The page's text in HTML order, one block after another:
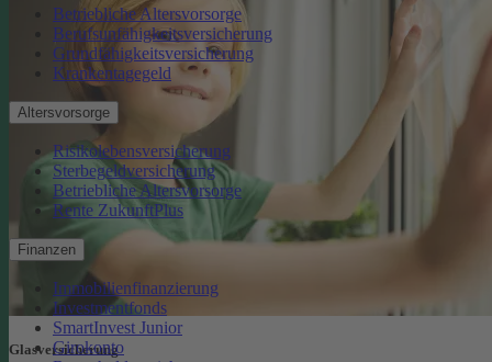
Betriebliche Altersvorsorge
Berufsunfähigkeitsversicherung
Grundfähigkeitsversicherung
Krankentagegeld
Altersvorsorge
Risikolebensversicherung
Sterbegeldversicherung
Betriebliche Altersvorsorge
Rente ZukunftPlus
Finanzen
Immobilienfinanzierung
Investmentfonds
SmartInvest Junior
Girokonto
Glasversicherung